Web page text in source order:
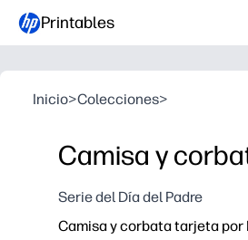
Printables
Inicio>Colecciones>
Camisa y
Serie del Día del Padre
Camisa y corbata tarjeta por